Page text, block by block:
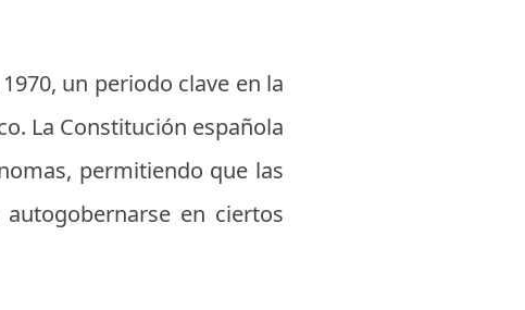
un periodo clave en la
La Constitución española
permitiendo que las
en ciertos